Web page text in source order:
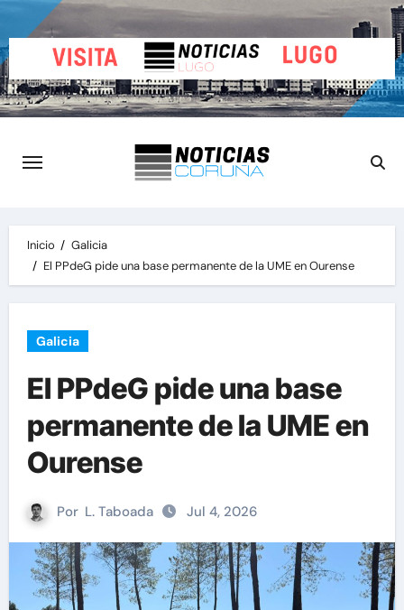
al
contenido
Inicio
Galicia
El PPdeG pide una base permanente de la UME en Ourense
Galicia
El PPdeG pide una base
permanente de la UME en
Ourense
Por L. Taboada Jul 4, 2026